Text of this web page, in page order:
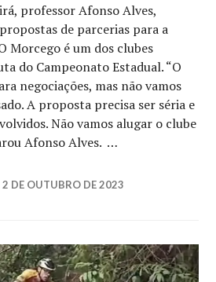
professor Afonso Alves,
de parcerias para a
Morcego é um dos clubes
do Campeonato Estadual. “O
negociações, mas não vamos
A proposta precisa ser séria e
Não vamos alugar o clube
Afonso Alves. …
2 DE OUTUBRO DE 2023